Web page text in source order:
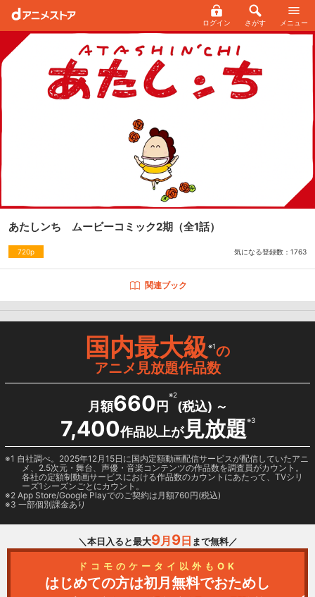
ログイン さがす メニュー
あたしンち ムービーコミック2期 （全1話）
720p 気になる登録数： 1763
関連ブック
国内最大級※1の
アニメ見放題作品数
月額660 円
※2
(税込) ～
7,400作品以上が見放題※3
1 自社調べ。2025年12月15日に国内定額動画配信サービスが配信していたアニ
メ、2.5次元・舞台、声優・音楽コンテンツの作品数を調査員がカウント。
各社の定額制動画サービスにおける作品数のカウントにあたって、TVシリ
ーズ1シーズンごとにカウント。
2 App Store/Google Playでのご契約は月額760円(税込)
3 一部個別課金あり
＼本日入ると最大9月 9日 まで無料／
ドコモのケータイ以外もOK
はじめての方は初月無料でおためし